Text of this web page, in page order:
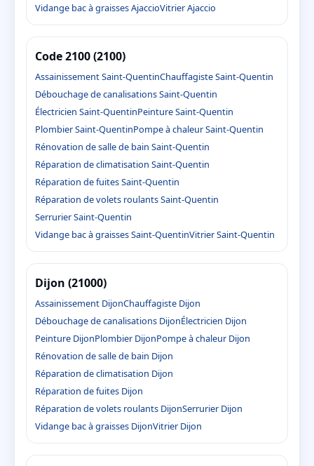
Vidange bac à graisses AjaccioVitrier Ajaccio
Code 2100 (2100)
Assainissement Saint-QuentinChauffagiste Saint-Quentin
Débouchage de canalisations Saint-Quentin
Électricien Saint-QuentinPeinture Saint-Quentin
Plombier Saint-QuentinPompe à chaleur Saint-Quentin
Rénovation de salle de bain Saint-Quentin
Réparation de climatisation Saint-Quentin
Réparation de fuites Saint-Quentin
Réparation de volets roulants Saint-Quentin
Serrurier Saint-Quentin
Vidange bac à graisses Saint-QuentinVitrier Saint-Quentin
Dijon (21000)
Assainissement DijonChauffagiste Dijon
Débouchage de canalisations DijonÉlectricien Dijon
Peinture DijonPlombier DijonPompe à chaleur Dijon
Rénovation de salle de bain Dijon
Réparation de climatisation Dijon
Réparation de fuites Dijon
Réparation de volets roulants DijonSerrurier Dijon
Vidange bac à graisses DijonVitrier Dijon